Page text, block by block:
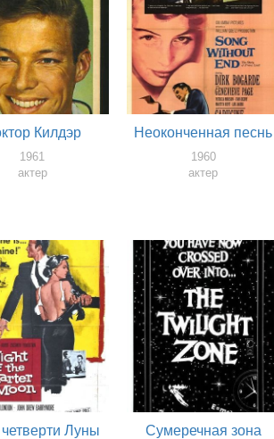
Килдэр
1961
актер
Неоконченная песнь
1960
актер
Луны Сумеречная зона